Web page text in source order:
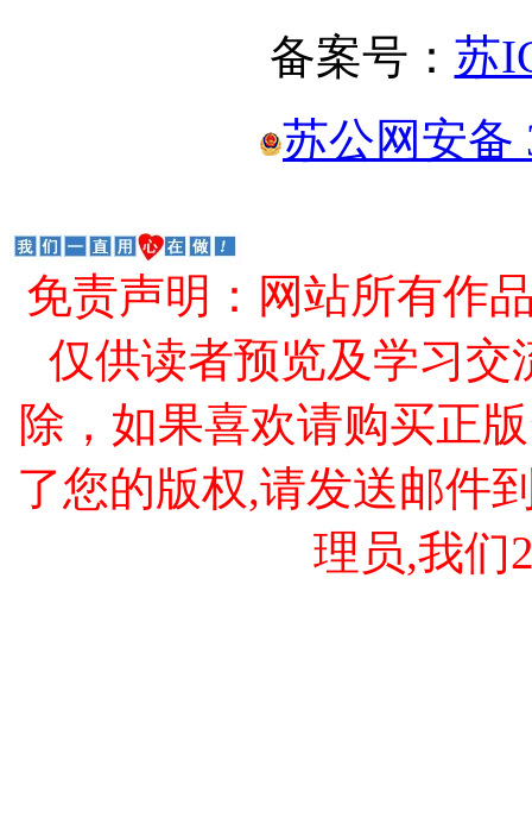
备案号： 苏
苏公网安备
免责声明：网站所有作
仅供读者预览及学习交
除，如果喜欢请购买正
了您的版权,请发送邮件
理员,我们